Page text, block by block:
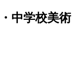
・ 中学校美術